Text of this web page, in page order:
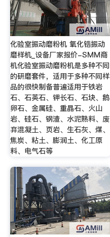
化验室振动磨粉机 氧化锆振动
磨样机_设备厂家报价-SMM商
机化验室振动磨粉机是多种不同
的研磨套件，适用于多种不同样
品的很快制备普遍适用于铁岩
石、石英石、钾长石、石块、鹅
卵石、金属硅、重晶石、火山
岩、硅石、钢渣、水泥熟料、废
弃混凝土、页岩、生石灰、煤、
焦炭、粘土、膨润土、化工原
料、电气石等